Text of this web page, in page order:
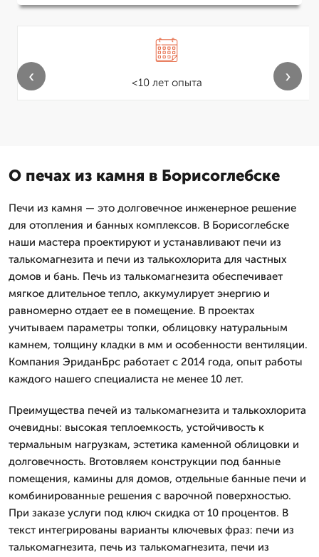
<10 лет опыта
‹ ›
О печах из камня в Борисоглебске
Печи из камня — это долговечное инженерное решение
для отопления и банных комплексов. В Борисоглебске
наши мастера проектируют и устанавливают печи из
талькомагнезита и печи из талькохлорита для частных
домов и бань. Печь из талькомагнезита обеспечивает
мягкое длительное тепло, аккумулирует энергию и
равномерно отдает ее в помещение. В проектах
учитываем параметры топки, облицовку натуральным
камнем, толщину кладки в мм и особенности вентиляции.
Компания ЭриданБрс работает с 2014 года, опыт работы
каждого нашего специалиста не менее 10 лет.
Преимущества печей из талькомагнезита и талькохлорита
очевидны: высокая теплоемкость, устойчивость к
термальным нагрузкам, эстетика каменной облицовки и
долговечность. Вготовляем конструкции под банные
помещения, камины для домов, отдельные банные печи и
комбинированные решения с варочной поверхностью.
При заказе услуги под ключ скидка от 10 процентов. В
текст интегрированы варианты ключевых фраз: печи из
талькомагнезита, печь из талькомагнезита, печи из